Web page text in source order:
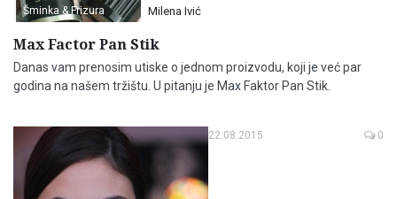
Šminka & Frizura Milena Ivić
Max Factor Pan Stik
Danas vam prenosim utiske o jednom proizvodu, koji je već par
godina na našem tržištu. U pitanju je Max Faktor Pan Stik.
22.08.2015 0